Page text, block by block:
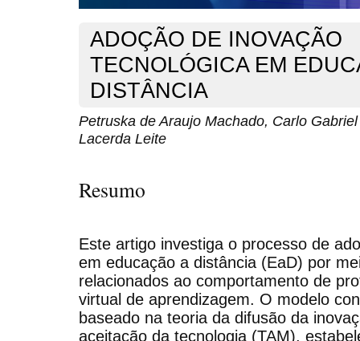
ADOÇÃO DE INOVAÇÃO
TECNOLÓGICA EM
DISTÂNCIA
Petruska de Araujo Machado, Carlo
Lacerda Leite
Resumo
Este artigo investiga o processo de
em educação a distância (EaD) por
relacionados ao comportamento de
virtual de aprendizagem. O modelo
baseado na teoria da difusão da
aceitação da tecnologia (TAM),